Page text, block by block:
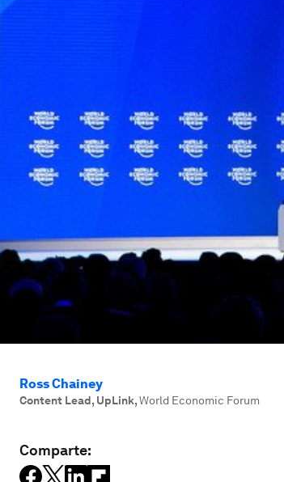
Ross Chainey
Content Lead, UpLink,World Economic Forum
Comparte: